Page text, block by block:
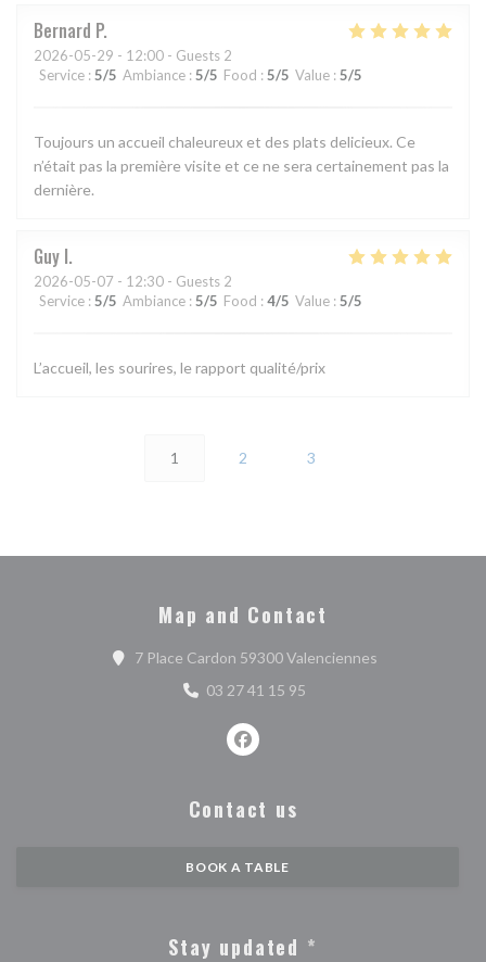
Bernard P
2026-05-29 - 12:00 - Guests 2
Service : 5/5 Ambiance : 5/5 Food : 5/5 Value : 5/5
Toujours un accueil chaleureux et des plats delicieux. Ce
n’était pas la première visite et ce ne sera certainement pas la
dernière.
Guy I
2026-05-07 - 12:30 - Guests 2
Service : 5/5 Ambiance : 5/5 Food : 4/5 Value : 5/5
L’accueil, les sourires, le rapport qualité/prix
1 2 3
Map and Contact
7 Place Cardon 59300 Valenciennes((opens in a
03 27 41 15 95
Facebook ((opens in a new
Contact us
BOOK A TABLE
Stay updated *